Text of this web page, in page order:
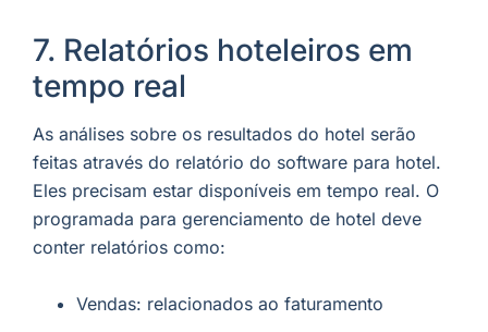
7. Relatórios hoteleiros em
tempo real
As análises sobre os resultados do hotel serão
feitas através do relatório do software para hotel.
Eles precisam estar disponíveis em tempo real. O
programada para gerenciamento de hotel deve
conter relatórios como:
Vendas: relacionados ao faturamento